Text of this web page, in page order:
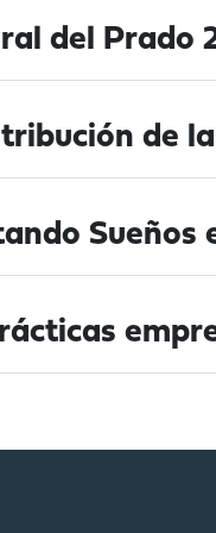
del Prado
de
Sueños